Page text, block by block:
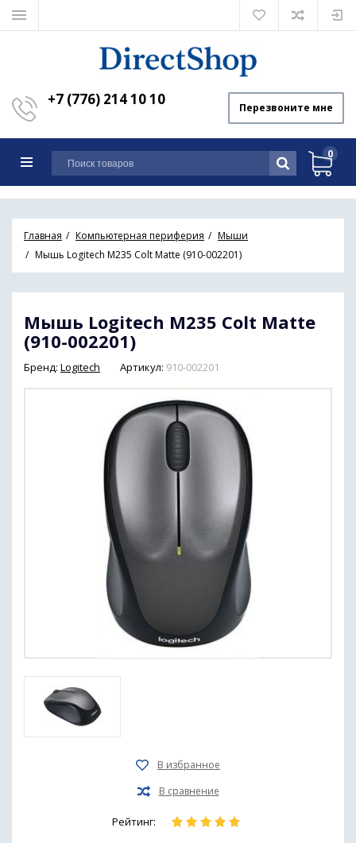
+7 (776) 214 10 10 Перезвоните мне
0
Главная Компьютерная периферия
Мыши
Мышь Logitech M235 Colt Matte (910-002201)
Мышь Logitech M235 Colt Matte
(910-002201)
Бренд: Logitech Артикул: 910-002201
Рейтинг: